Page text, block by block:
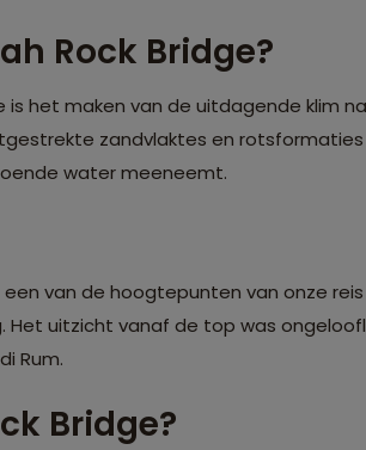
Rock Bridge?
is het maken van de uitdagende klim
zandvlaktes en rotsformaties
water meeneemt.
van de hoogtepunten van onze
uitzicht vanaf de top was
Rum.
Bridge?